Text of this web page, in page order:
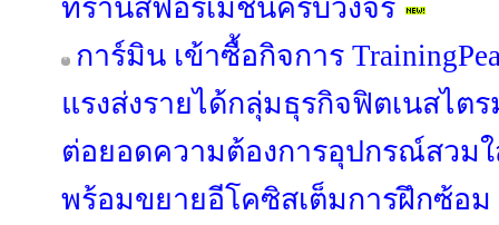
ทรานส์ฟอร์เมชันครบวงจร
การ์มิน เข้าซื้อกิจการ
แรงส่งรายได้กลุ่มธุรกิจฟิตเนสไตร
ต่อยอดความต้องการอุปกรณ์สวม
พร้อมขยายอีโคซิสเต็มการฝึกซ้อ